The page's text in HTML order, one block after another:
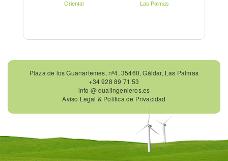
Oriental
Las Palmas
Plaza de los Guanartemes, nº4, 35460, Gáldar, Las Palmas
+34 928 89 71 53
info @ dualingenieros.es
Aviso Legal & Política de Privacidad